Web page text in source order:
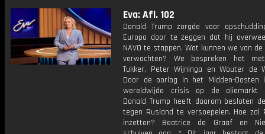
Eva: Afl. 102
Donald Trump zorgde voor
Europa door te zeggen dat hij
NAVO te stappen. Wat kunnen we van
verwachten? We bespreken het
Tukker, Peter Wijninga en Wouter de
Door de oorlog in het Midden-
wereldwijde crisis op de oliemarkt
Donald Trump heeft daarom besloten
tegen Rusland te versoepelen. Hoe zal
inzetten? Beatrice de Graaf en